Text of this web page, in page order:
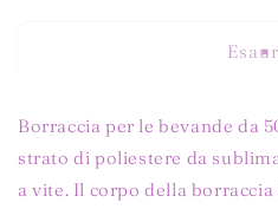
DOPPIO
TAPPO
DOPPIO
TAPPO
Borraccia per le bevande da
strato di poliestere da
a vite. Il corpo della